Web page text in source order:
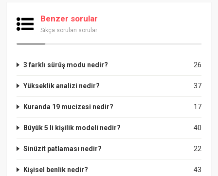
Benzer sorular
Sıkça sorulan sorular
26
3 farklı sürüş modu nedir?
37
Yükseklik analizi nedir?
17
Kuranda 19 mucizesi nedir?
40
Büyük 5 li kişilik modeli nedir?
22
Sinüzit patlaması nedir?
43
Kişisel benlik nedir?